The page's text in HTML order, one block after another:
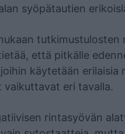
syöpätautien
että pitkälle
käytetään
vaikuttavat eri tavalla.
rintasyövän